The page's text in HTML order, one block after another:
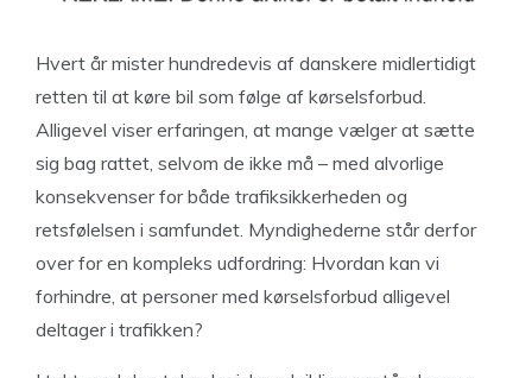
Hvert år mister hundredevis af danskere midlertidigt
retten til at køre bil som følge af kørselsforbud.
Alligevel viser erfaringen, at mange vælger at sætte
sig bag rattet, selvom de ikke må – med alvorlige
konsekvenser for både trafiksikkerheden og
retsfølelsen i samfundet. Myndighederne står derfor
over for en kompleks udfordring: Hvordan kan vi
forhindre, at personer med kørselsforbud alligevel
deltager i trafikken?